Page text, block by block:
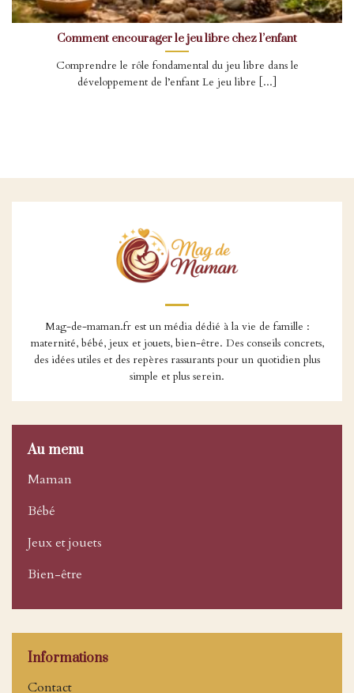
Comment encourager le jeu libre chez l’enfant
Comprendre le rôle fondamental du jeu libre dans le
développement de l’enfant Le jeu libre [...]
Mag-de-maman.fr est un média dédié à la vie de famille :
maternité, bébé, jeux et jouets, bien-être. Des conseils concrets,
des idées utiles et des repères rassurants pour un quotidien plus
simple et plus serein.
Au menu
Maman
Bébé
Jeux et jouets
Bien-être
Informations
Contact